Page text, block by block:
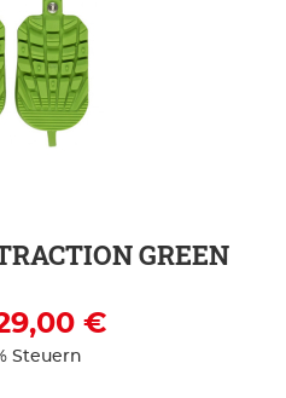
GREEN
€
Steuern